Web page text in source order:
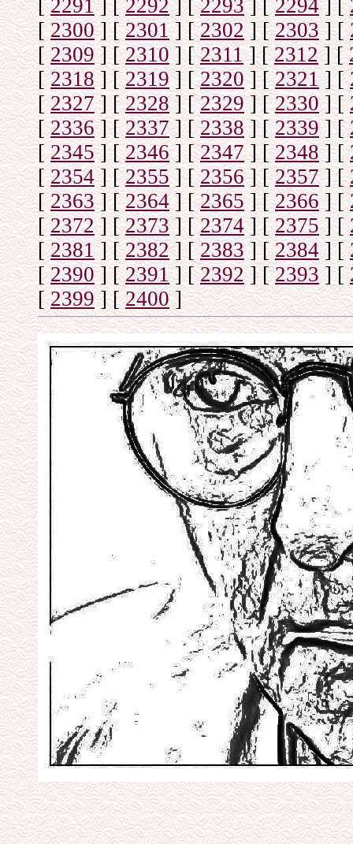
[2291] [2292] [2293] [2294] [
[ 2300] [2301] [2302] [2303] [
[2309] [2310] [2311] [2312] [
[2318] [2319] [2320 ] [2321] [
[2327] [2328] [2329] [2330] [
[2336] [2337] [2338] [2339] [
[2345] [2346] [2347] [2348] [
[2354] [2355] [2356] [2357] [
[2363] [2364] [2365 ] [2366] [
[2372] [2373] [2374] [2375] [
[2381] [2382] [2383] [2384] [
[2390] [2391] [2392] [2393] [
[2399] [2400]